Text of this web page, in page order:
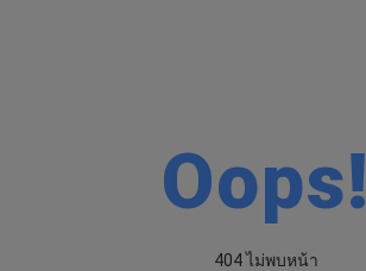
Oops!
404 ไม่พบหน้า